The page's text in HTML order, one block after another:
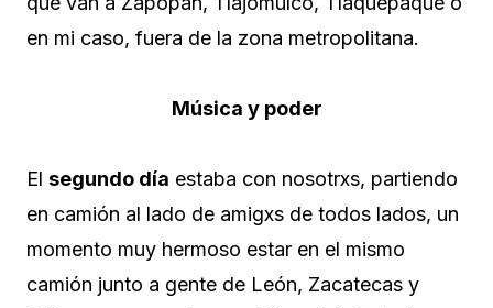
en mi caso, fuera de la zona metropolitana.
Música y poder
El segundo día estaba con nosotrxs, partiendo
en camión al lado de amigxs de todos lados, un
momento muy hermoso estar en el mismo
camión junto a gente de León, Zacatecas y